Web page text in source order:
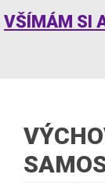
VŠÍMÁM SI